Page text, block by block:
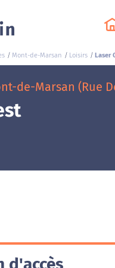
Mont-de-Marsan Loisirs Laser
de-Marsan (Rue